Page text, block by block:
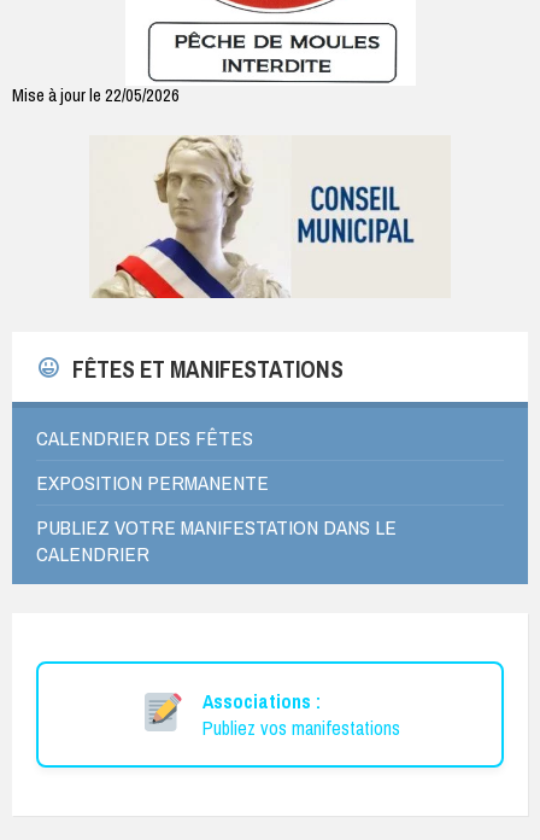
Mise à jour le 22/05/2026
FÊTES ET MANIFESTATIONS
CALENDRIER DES FÊTES
EXPOSITION PERMANENTE
PUBLIEZ VOTRE MANIFESTATION DANS LE
CALENDRIER
Associations :
Publiez vos manifestations